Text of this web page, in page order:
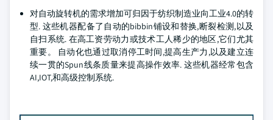
对自动旋转机的需求增加可归因于纺织制造业向工业4.0的转
型. 这些机器配备了自动的bibbin铺设和替换,断裂检测,以及
自扫系统. 在高工资劳动力或技术工人稀少的地区,它们尤其
重要。 自动化也通过取消停工时间,提高生产力,以及建立连
续一贯的Spun线条质量来提高操作效率. 这些机器经常包含
AI,IOT,和高级控制系统.